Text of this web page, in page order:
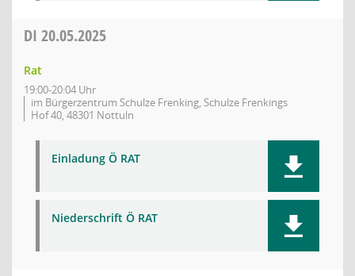
DI 20.05.2025
Rat
19:00-20:04 Uhr
im Bürgerzentrum Schulze Frenking, Schulze Frenkings
Hof 40, 48301 Nottuln
Einladung Ö RAT
Niederschrift Ö RAT